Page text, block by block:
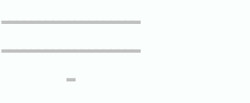
ـــــــــــــــــــ
ـــــــــــــــــــ
ـ